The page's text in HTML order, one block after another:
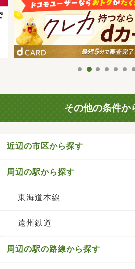
その他の条件か
近辺の市区から探す
周辺の駅から探す
東海道本線
遠州鉄道
周辺の駅の路線から探す